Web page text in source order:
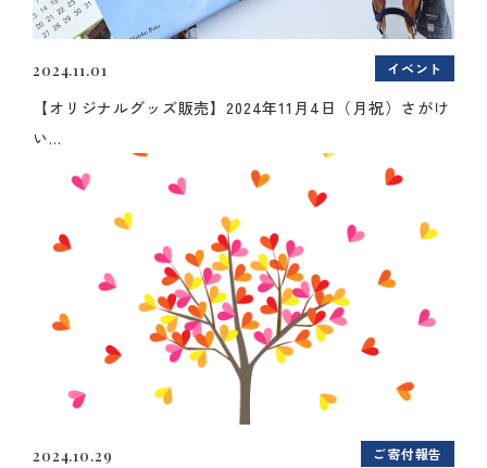
2024.11.01 イベント
【オリジナルグッズ販売】2024年11月4日（月祝）さがけ
い...
2024.10.29 ご寄付報告